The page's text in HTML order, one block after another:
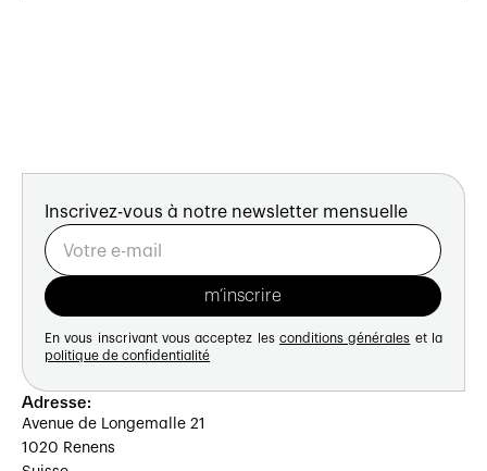
Inscrivez-vous à notre newsletter mensuelle
En vous inscrivant vous acceptez les conditions générales et la
politique de confidentialité
Adresse:
Avenue de Longemalle 21
1020 Renens